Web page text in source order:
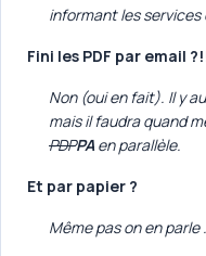
informant les
Fini les PDF par email
Non (oui en fait). Il y
mais il faudra quand
PDPPA en parallèle.
Et par papier ?
Même pas on en parle